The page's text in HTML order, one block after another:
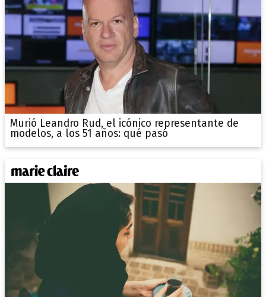
Murió Leandro Rud, el icónico representante de
modelos, a los 51 años: qué pasó